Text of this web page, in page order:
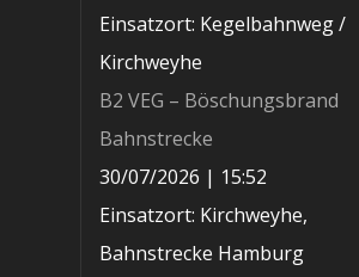
Einsatzort: Kegelbahnweg /
Kirchweyhe
B2 VEG – Böschungsbrand
Bahnstrecke
30/07/2026 | 15:52
Einsatzort: Kirchweyhe,
Bahnstrecke Hamburg